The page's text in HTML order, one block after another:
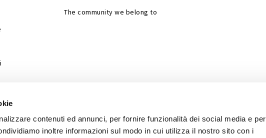
contenuti ed annunci, per fornire funzionalità dei social media e per
inoltre informazioni sul modo in cui utilizza il nostro sito con i
The community we belong to